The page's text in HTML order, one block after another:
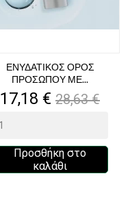
ΕΝΥΔΑΤΙΚΟΣ ΟΡΟΣ
ΠΡΟΣΩΠΟΥ ΜΕ...
Τιμή
17,18 € Κανονική
τιμή
28,63 €
Προσθήκη στο
καλάθι